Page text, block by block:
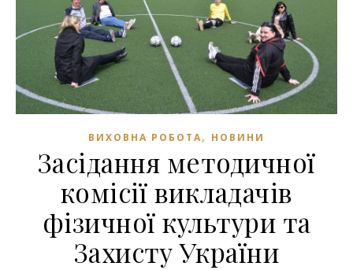
ВИХОВНА РОБОТА, НОВИНИ
Засідання методичної
комісії викладачів
фізичної культури та
Захисту України